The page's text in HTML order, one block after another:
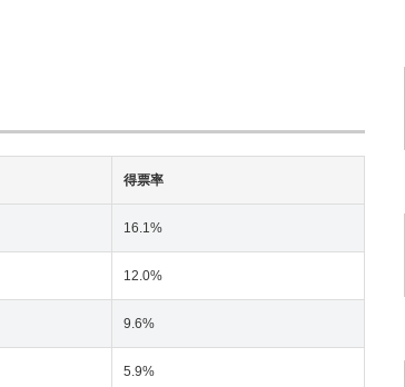
得票率
16.1%
12.0%
9.6%
5.9%